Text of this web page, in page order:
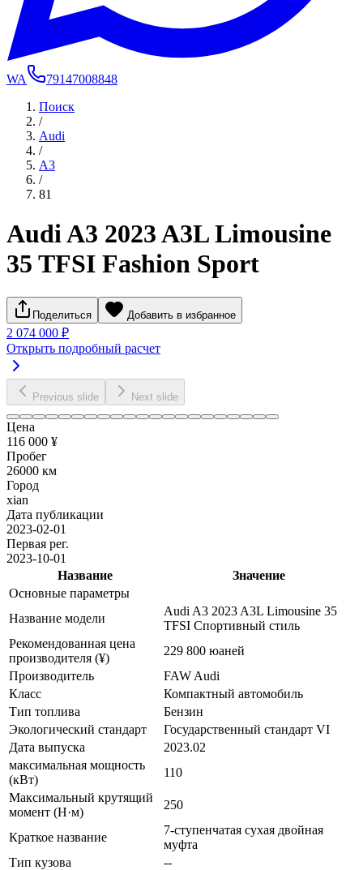
WA
79147008848
Поиск
/
Audi
/
A3
/
81
Audi A3 2023 A3L Limousine
35 TFSI Fashion Sport
Поделиться Добавить в избранное
2 074 000 ₽
Открыть подробный расчет
Previous slide Next slide
Цена
116 000 ¥
Пробег
26000 км
Город
xian
Дата публикации
2023-02-01
Первая рег.
2023-10-01
Название
Значение
Основные параметры
Название модели
Audi A3 2023 A3L Limousine 35
TFSI Спортивный стиль
Рекомендованная цена
производителя (¥)
229 800 юаней
Производитель
FAW Audi
Класс
Компактный автомобиль
Тип топлива
Бензин
Экологический стандарт
Государственный стандарт VI
Дата выпуска
2023.02
максимальная мощность
(кВт)
110
Максимальный крутящий
момент (Н·м)
250
Краткое название
7-ступенчатая сухая двойная
муфта
Тип кузова
--